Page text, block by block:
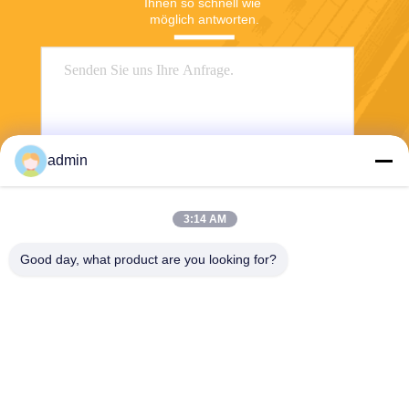
Ihnen so schnell wie
möglich antworten.
admin
3:14 AM
Good day, what product are you looking for?